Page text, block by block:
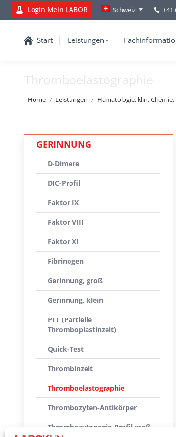
Login Mein LABOR Schweiz +41
Start Leistungen
Thromboelastographie
You are here:
Home Leistungen Hämatologie, klin.
GERINNUNG
D-Dimere
DIC-Profil
Faktor IX
Faktor VIII
Faktor XI
Fibrinogen
Gerinnung, groß
Gerinnung, klein
PTT (Partielle
Thromboplastinzeit)
Quick-Test
Thrombinzeit
Thromboelastographie
Thrombozyten-Antikörper
Thrombozytopenie-Profil groß